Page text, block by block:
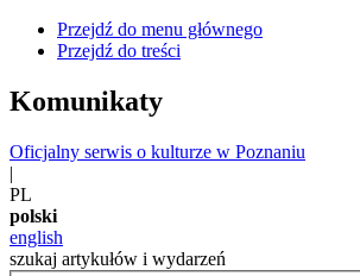
Przejdź do menu głównego
Przejdź do treści
Komunikaty
Oficjalny serwis o kulturze w Poznaniu
|
PL
polski
english
szukaj artykułów i wydarzeń